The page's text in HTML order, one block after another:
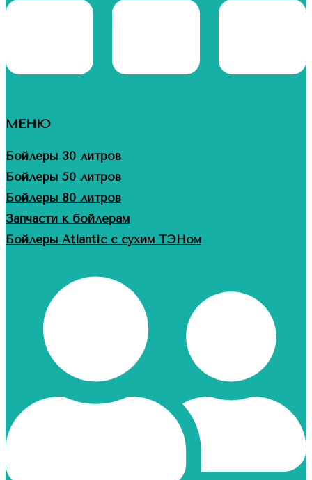
МЕНЮ
Бойлеры 30 литров
Бойлеры 50 литров
Бойлеры 80 литров
Запчасти к бойлерам
Бойлеры Atlantic с сухим ТЭНом